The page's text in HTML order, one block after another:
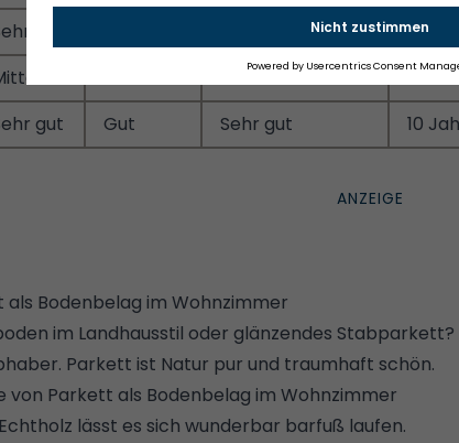
gut 10-15
Mittel 15-30
gut Gut Sehr gut 10
als Bodenbelag im Wohnzimmer
im Landhausstil oder glänzendes
Parkett ist Natur pur und traumhaft schön.
von Parkett als Bodenbelag im Wohnzimmer
lässt es sich wunderbar barfuß laufen.